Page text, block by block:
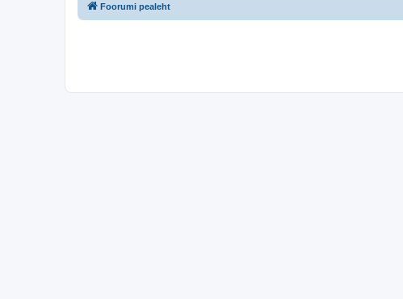
Foorumi pealeht